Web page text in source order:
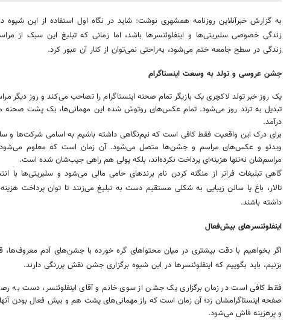
به گزارش خبرآنلاین روزنامه همشهری نوشت: شاید در نگاه اول استفاده از این شیوه
زندگی خصوصی سلبریتی‌ها و اینفلوئنسرها باشد، اما زمانی که تبلیغ این سبک از
زندگی در سطح جامعه ختم می‌شود، به‌راحتی نمی‌توان از کنار آن عبور کرد.
جشن عروسی و تولد به وسعت اینستاگرام
یک روز خبر تولد لاکچری یک بازیگر تمام صحنه اینستاگرام را تصاحب می‌کند و روز دیگر
تبدیل به ترند روز می‌شود. تمام عکس‌های روتوش شده این مهمانی‌ها، یک پشت صحنه
درآمد.
برای درک این واقعیت فقط کافی است که نیم‌نگاهی داشته باشیم به اسامی شرکت‌ها و
ویدئو و عکس‌های مراسم‌ و جشن‌ها متصل می‌شود. آن زمان است که معلوم می‌شود
مراسم‌شان نه‌تنها هزینه‌ای پرداخت نکرده‌اند، بلکه پولی هم راهی جیب‌شان شده است.
گاهی تبلیغات فراتر از منگنه کردن نام برندهای حامی مالی می‌شود و سلبریتی‌ها با
تالار، باغ یا سالن زیبایی به شکلی مستقیم دست به تبلیغ می‌زنند تا توان پرداخت
داشته باشند.
اینفلوئنسرهای بیش‌فعال
اگر بخواهیم با دقت بیشتری در میان محتواهای گره خورده با جشن‌های آدم
بزنیم، باید بگوییم که اینفلوئنسرها در این شیوه برگزاری جشن نقش پررنگی دارند.
فقط کافی است در زمان برگزاری یک جشن از سوی خانم و آقای اینفلوئنسر، دست به
صفحه اینستاگرامشان زد؛ آن زمان است که راز مهمانی‌های پشت هم و بیش فعال بودن
و پرهزینه فاش می‌شود.